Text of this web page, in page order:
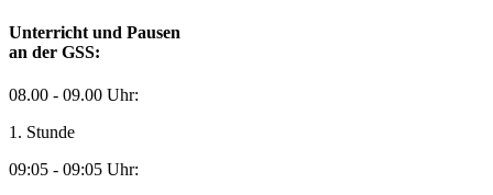
Unterricht und Pausen
an der GSS:
08.00 - 09.00 Uhr:
1. Stunde
09:05 - 09:05 Uhr: